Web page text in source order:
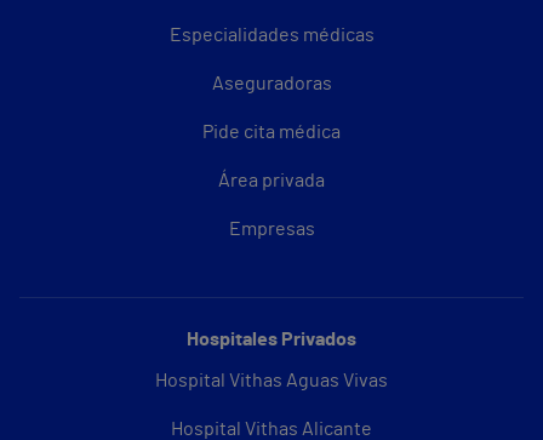
Especialidades médicas
Aseguradoras
Pide cita médica
Área privada
Empresas
Hospitales Privados
Hospital Vithas Aguas Vivas
Hospital Vithas Alicante